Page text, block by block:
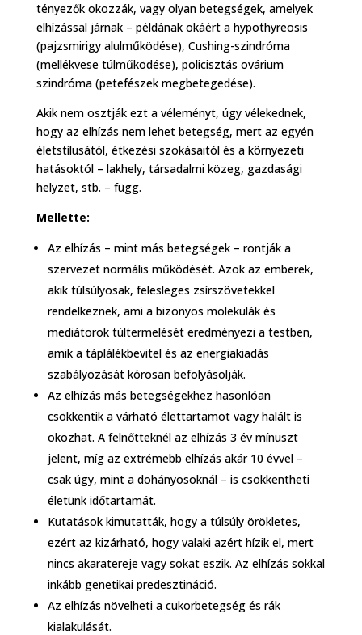
tényezők okozzák, vagy olyan betegségek, amelyek
elhízással járnak – példának okáért a hypothyreosis
(pajzsmirigy alulműködése), Cushing-szindróma
(mellékvese túlműködése), policisztás ovárium
szindróma (petefészek megbetegedése).
Akik nem osztják ezt a véleményt, úgy vélekednek,
hogy az elhízás nem lehet betegség, mert az egyén
életstílusától, étkezési szokásaitól és a környezeti
hatásoktól – lakhely, társadalmi közeg, gazdasági
helyzet, stb. – függ.
Mellette:
Az elhízás – mint más betegségek – rontják a
szervezet normális működését. Azok az emberek,
akik túlsúlyosak, felesleges zsírszövetekkel
rendelkeznek, ami a bizonyos molekulák és
mediátorok túltermelését eredményezi a testben,
amik a táplálékbevitel és az energiakiadás
szabályozását kórosan befolyásolják.
Az elhízás más betegségekhez hasonlóan
csökkentik a várható élettartamot vagy halált is
okozhat. A felnőtteknél az elhízás 3 év mínuszt
jelent, míg az extrémebb elhízás akár 10 évvel –
csak úgy, mint a dohányosoknál – is csökkentheti
életünk időtartamát.
Kutatások kimutatták, hogy a túlsúly örökletes,
ezért az kizárható, hogy valaki azért hízik el, mert
nincs akaratereje vagy sokat eszik. Az elhízás sokkal
inkább genetikai predesztináció.
Az elhízás növelheti a cukorbetegség és rák
kialakulását.